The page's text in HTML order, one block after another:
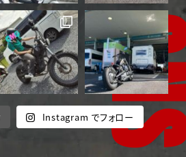
Instagram でフォロー